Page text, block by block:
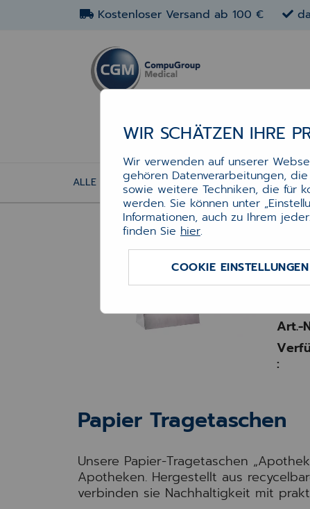
Kostenloser Versand ab 100 €
ALLE ARTIKEL BÜROBEDARF
Art.-
:
Papier Tragetaschen
Unsere Papier-Tragetaschen
Apotheken. Hergestellt aus
verbinden sie Nachhaltigkeit mit
WIR SCHÄTZEN IHRE
Wir verwenden auf unserer
gehören Datenverarbeitungen,
sowie weitere Techniken, die für
werden. Sie können unter
Informationen, auch zu Ihrem
finden Sie hier.
COOKIE EINSTELLUNGEN